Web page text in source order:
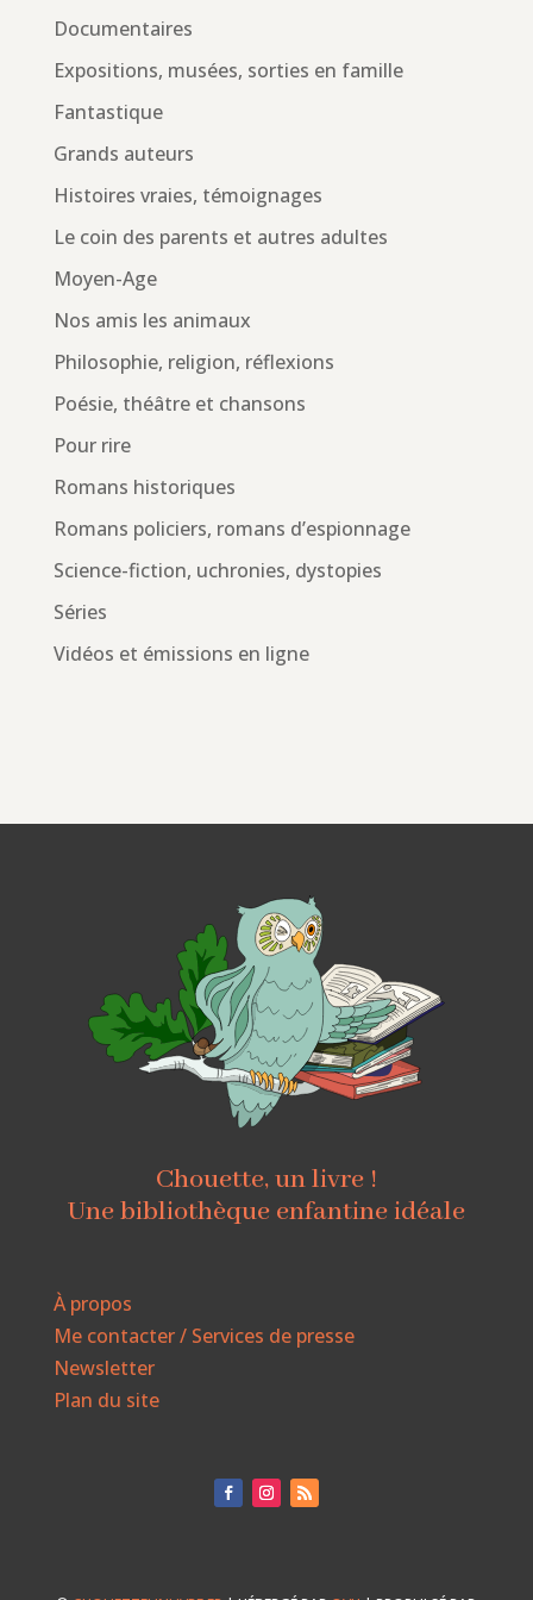
Documentaires
Expositions, musées, sorties en famille
Fantastique
Grands auteurs
Histoires vraies, témoignages
Le coin des parents et autres adultes
Moyen-Age
Nos amis les animaux
Philosophie, religion, réflexions
Poésie, théâtre et chansons
Pour rire
Romans historiques
Romans policiers, romans d’espionnage
Science-fiction, uchronies, dystopies
Séries
Vidéos et émissions en ligne
Chouette, un livre !
Une bibliothèque enfantine idéale
À propos
Me contacter / Services de presse
Newsletter
Plan du site